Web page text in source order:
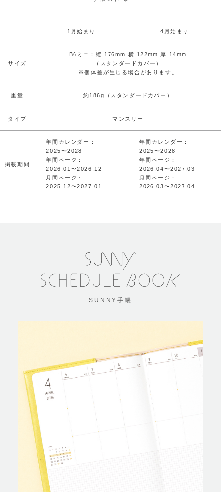
1月始まり 4月始まり
サイズ
B6ミニ：縦 176mm 横 122mm 厚 14mm
（スタンダードカバー）
※個体差が生じる場合があります。
重量 約186g（スタンダードカバー）
タイプ マンスリー
掲載期間
年間カレンダー：
2025〜2028
年間ページ：
2026.01〜2026.12
月間ページ：
2025.12〜2027.01
年間カレンダー：
2025〜2028
年間ページ：
2026.04〜2027.03
月間ページ：
2026.03〜2027.04
SUNNY手帳